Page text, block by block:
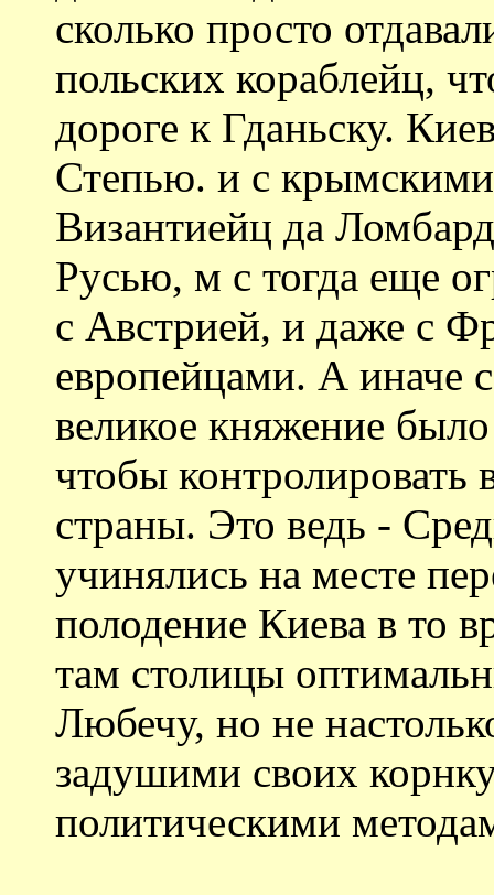
сколько просто
польских кораблейц,
дороге к Гданьску.
Степью. и с
Византиейц да
Русью, м с тогда еще
с Австрией, и даже с
европейцами. А иначе
великое княжение
чтобы контролировать
страны. Это ведь -
учинялись на месте
полодение Киева в то
там столицы
Любечу, но не
задушими своих
политическими